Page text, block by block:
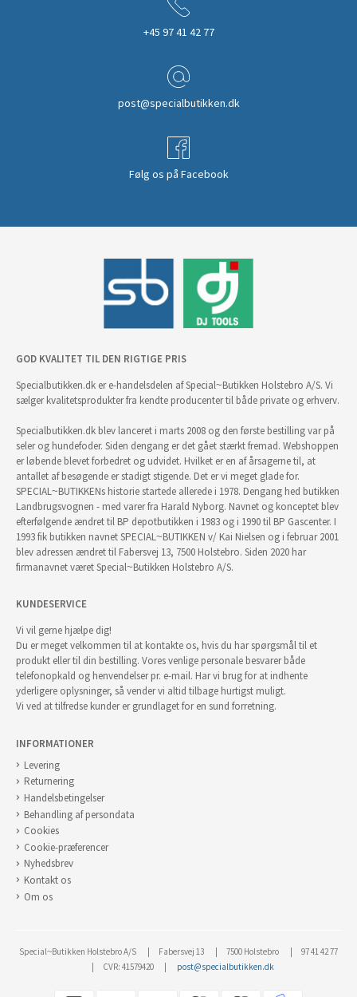
+45 97 41 42 77
post@specialbutikken.dk
Følg os på Facebook
GOD KVALITET TIL DEN RIGTIGE PRIS
Specialbutikken.dk er e-handelsdelen af Special~Butikken Holstebro A/S. Vi
sælger kvalitetsprodukter fra kendte producenter til både private og erhverv.
Specialbutikken.dk blev lanceret i marts 2008 og den første bestilling var på
seler og hundefoder. Siden dengang er det gået stærkt fremad. Webshoppen
er løbende blevet forbedret og udvidet. Hvilket er en af årsagerne til, at
antallet af besøgende er stadigt stigende. Det er vi meget glade for.
SPECIAL~BUTIKKENs historie startede allerede i 1978. Dengang hed butikken
Landbrugsvognen - med varer fra Harald Nyborg. Navnet og konceptet blev
efterfølgende ændret til BP depotbutikken i 1983 og i 1990 til BP Gascenter. I
1993 fik butikken navnet SPECIAL~BUTIKKEN v/ Kai Nielsen og i februar 2001
blev adressen ændret til Fabersvej 13, 7500 Holstebro. Siden 2020 har
firmanavnet været Special~Butikken Holstebro A/S.
KUNDESERVICE
Vi vil gerne hjælpe dig!
Du er meget velkommen til at kontakte os, hvis du har spørgsmål til et
produkt eller til din bestilling. Vores venlige personale besvarer både
telefonopkald og henvendelser pr. e-mail. Har vi brug for at indhente
yderligere oplysninger, så vender vi altid tilbage hurtigst muligt.
Vi ved at tilfredse kunder er grundlaget for en sund forretning.
INFORMATIONER
Levering
Returnering
Handelsbetingelser
Behandling af persondata
Cookies
Cookie-præferencer
Nyhedsbrev
Kontakt os
Om os
Special~Butikken Holstebro A/S Fabersvej 13 7500 Holstebro
97 41 42 77
CVR: 41579420
post@specialbutikken.dk